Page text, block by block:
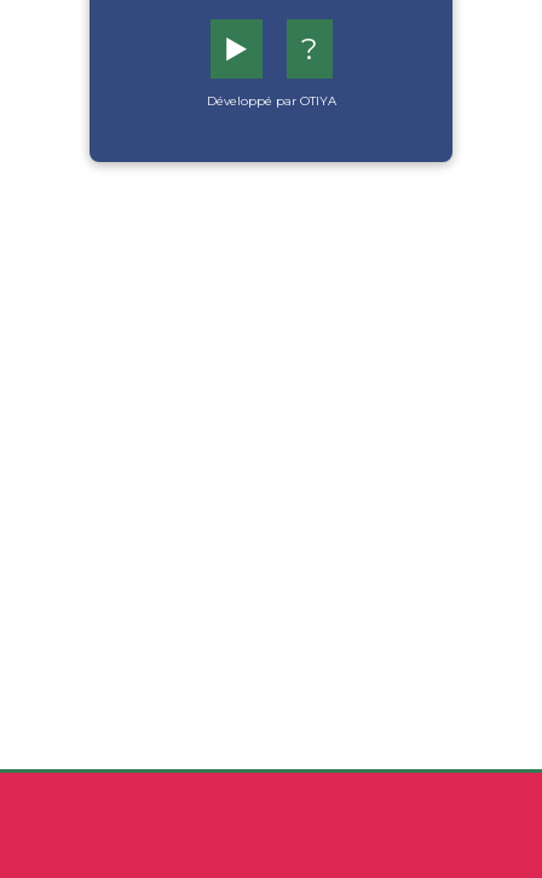
▶️ ?
Développé par OTIYA